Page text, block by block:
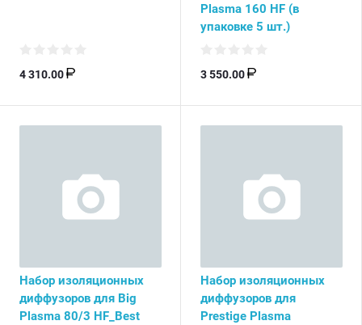
4 310.00
Plasma 160 HF (в
упаковке 5 шт.)
3 550.00
Набор изоляционных
диффузоров для Big
Plasma 80/3 HF_Best
Набор изоляционных
диффузоров для
Prestige Plasma